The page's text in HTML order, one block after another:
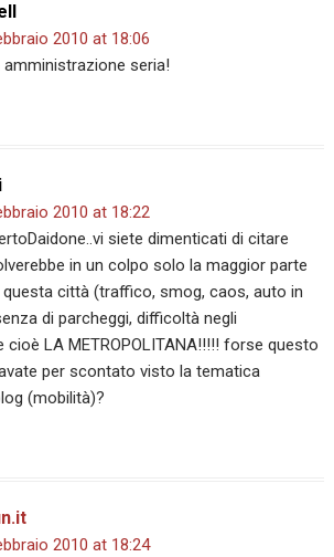
2010 at 18:06
seria!
2010 at 18:22
siete dimenticati di citare
in un colpo solo la maggior parte
questa città (traffico, smog, caos, auto in
di parcheggi, difficoltà negli
LA METROPOLITANA!!!!! forse questo
per scontato visto la tematica
(mobilità)?
2010 at 18:24